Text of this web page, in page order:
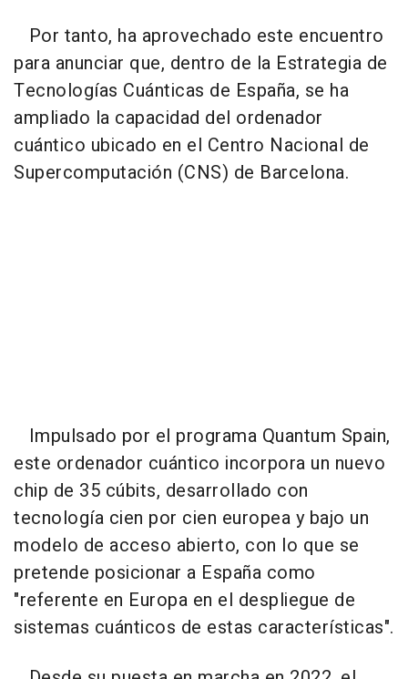
Por tanto, ha aprovechado este encuentro
para anunciar que, dentro de la Estrategia de
Tecnologías Cuánticas de España, se ha
ampliado la capacidad del ordenador
cuántico ubicado en el Centro Nacional de
Supercomputación (CNS) de Barcelona.
Impulsado por el programa Quantum Spain,
este ordenador cuántico incorpora un nuevo
chip de 35 cúbits, desarrollado con
tecnología cien por cien europea y bajo un
modelo de acceso abierto, con lo que se
pretende posicionar a España como
"referente en Europa en el despliegue de
sistemas cuánticos de estas características".